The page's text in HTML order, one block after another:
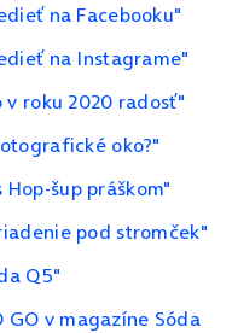
na Facebooku"
na Instagrame"
roku 2020 radosť"
oko?"
šup práškom"
pod stromček"
Q5"
GO v magazíne Sóda